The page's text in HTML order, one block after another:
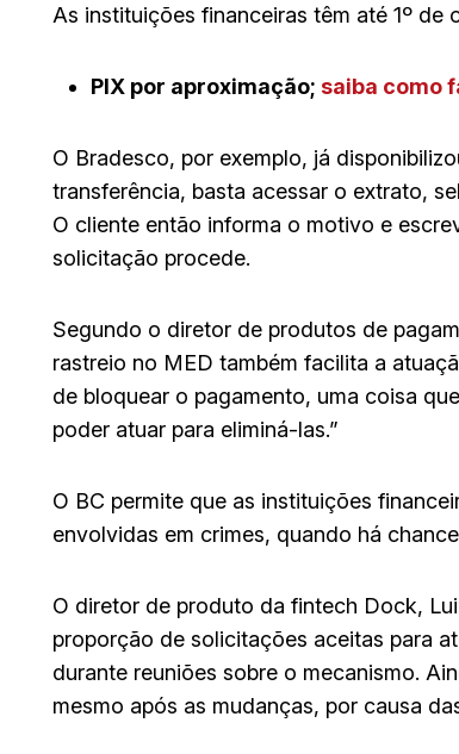
As instituições financeiras têm até 1º de
PIX por aproximação; saiba como
O Bradesco, por exemplo, já
transferência, basta acessar o extrato,
O cliente então informa o motivo e
solicitação procede.
Segundo o diretor de produtos de
rastreio no MED também facilita a
de bloquear o pagamento, uma coisa
poder atuar para eliminá-las.”
O BC permite que as instituições
envolvidas em crimes, quando há
O diretor de produto da fintech Dock,
proporção de solicitações aceitas para
durante reuniões sobre o mecanismo.
mesmo após as mudanças, por causa